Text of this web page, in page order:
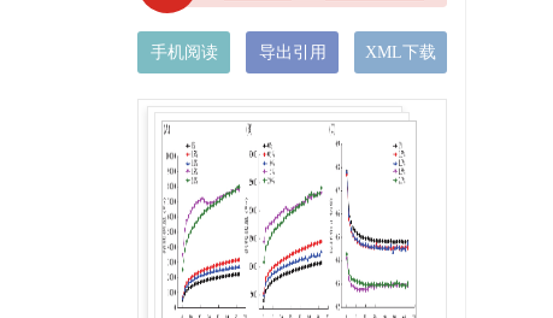
手机阅读 导出引用 XML下载